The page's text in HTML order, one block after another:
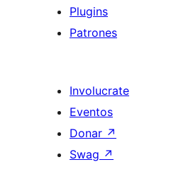
Plugins
Patrones
Involucrate
Eventos
Donar ↗
Swag ↗